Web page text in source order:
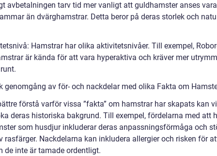
avbetalningen tarv tid mer vanligt att guldhamster anses
än dvärghamstrar. Detta beror på deras storlek och
Hamstrar har olika aktivitetsnivåer. Till exempel,
är kända för att vara hyperaktiva och kräver mer
genomgång av för- och nackdelar med olika Fakta om
förstå varför vissa ”fakta” om hamstrar har skapats kan vi
deras historiska bakgrund. Till exempel, fördelarna med att
som husdjur inkluderar deras anpassningsförmåga och
rasfärger. Nackdelarna kan inkludera allergier och risken för
de inte är tamade ordentligt.